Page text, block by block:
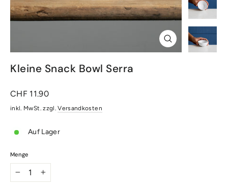
Schliessen
(Esc)
Kleine Snack Bowl Serra
Normaler
CHF 11.90
inkl. MwSt. zzgl.Versandkosten
Auf Lager
Menge
+